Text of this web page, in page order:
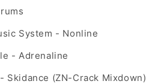
System - Nonline
- Adrenaline
Skidance (ZN-Crack Mixdown)